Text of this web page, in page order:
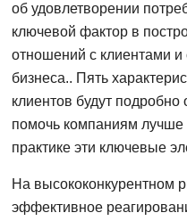
об удовлетворении
ключевой фактор в
отношений с клиентами и
бизнеса.. Пять
клиентов будут
помочь компаниям лучше
практике эти ключевые
На высококонкурентном
эффективное